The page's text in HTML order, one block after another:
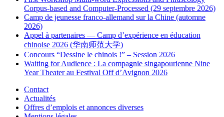
Corpus-based and Computer-Processed (29 septembre 2026)
Camp de jeunesse franco-allemand sur la Chine (automne
2026)
Appel à partenaires — Camp d’expérience en éducation
chinoise 2026 (华南师范大学)
Concours “Dessine le chinois !” – Session 2026
Waiting for Audience : La compagnie singapourienne Nine
Year Theater au Festival Off d’Avignon 2026
Contact
Actualités
Offres d’emplois et annonces diverses